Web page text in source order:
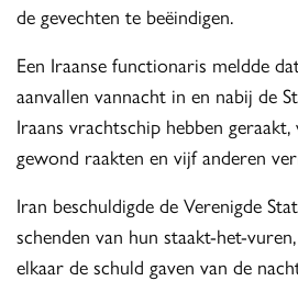
de gevechten te beëindigen.
Een Iraanse functionaris meldde
aanvallen vannacht in en nabij de
Iraans vrachtschip hebben
gewond raakten en vijf anderen
Iran beschuldigde de Verenigde
schenden van hun staakt-het-
elkaar de schuld gaven van de